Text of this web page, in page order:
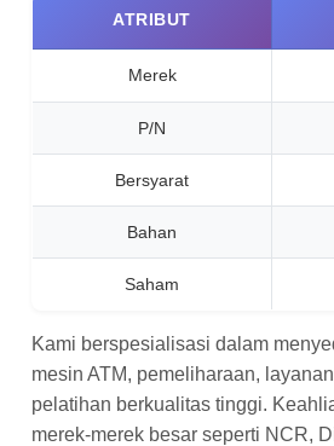
ATRIBUT
Merek
P/N
Bersyarat
Bahan
Saham
Kami berspesialisasi dalam
mesin ATM, pemeliharaan,
pelatihan berkualitas tinggi.
merek-merek besar seperti NCR,